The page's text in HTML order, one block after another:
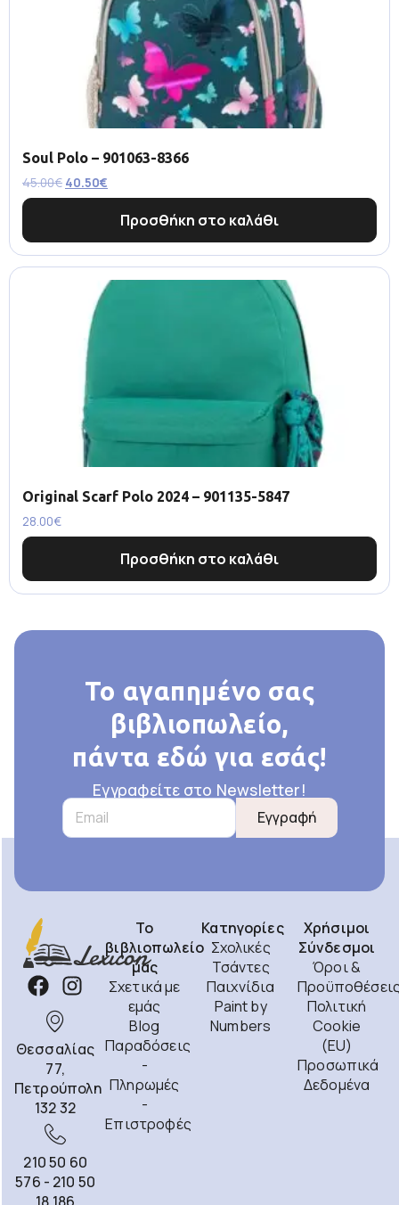
Soul Polo – 901063-8366
45.00€ 40.50€
Προσθήκη στο καλάθι
Original Scarf Polo 2024 – 901135-5847
28.00€
Προσθήκη στο καλάθι
Το αγαπημένο σας
βιβλιοπωλείο,
πάντα εδώ για εσάς!
Εγγραφείτε στο Newsletter!
Εγγραφή
Θεσσαλίας
77,
Πετρούπολη
132 32
210 50 60
576 - 210 50
Το
βιβλιοπωλείο
μας
Σχετικά με
εμάς
Blog
Παραδόσεις
-
Πληρωμές
-
Επιστροφές
Κατηγορίες
Σχολικές
Τσάντες
Παιχνίδια
Paint by
Numbers
Χρήσιμοι
Σύνδεσμοι
Όροι &
Πολιτική
Cookie
(EU)
Προσωπικά
Δεδομένα